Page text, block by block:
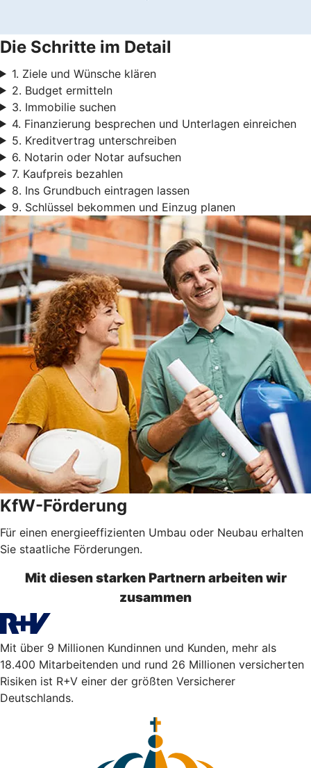
Die Schritte im Detail
1. Ziele und Wünsche klären
2. Budget ermitteln
3. Immobilie suchen
4. Finanzierung besprechen und Unterlagen einreichen
5. Kreditvertrag unterschreiben
6. Notarin oder Notar aufsuchen
7. Kaufpreis bezahlen
8. Ins Grundbuch eintragen lassen
9. Schlüssel bekommen und Einzug planen
KfW-Förderung
Für einen energieeffizienten Umbau oder Neubau erhalten
Sie staatliche Förderungen.
Mit diesen starken Partnern arbeiten wir
zusammen
Mit über 9 Millionen Kundinnen und Kunden, mehr als
18.400 Mitarbeitenden und rund 26 Millionen versicherten
Risiken ist R+V einer der größten Versicherer
Deutschlands.